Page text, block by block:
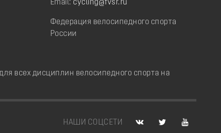
Email: cycling@fvsr.ru
Федерация велосипедного спорта
России
всех дисциплин велосипедного спорта на
НАШИ СОЦСЕТИ